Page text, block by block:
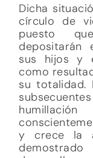
Dicha
círculo de
puesto
depositarán
sus hijos y
como
su totalidad.
y crece la